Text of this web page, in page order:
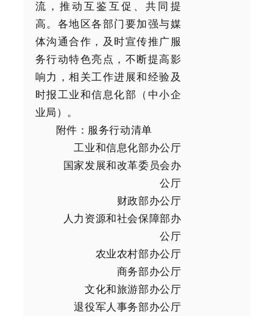
流，推动互鉴互促、共同提
高。各地区各部门要加强与媒
体沟通合作，及时宣传推广服
务行动特色亮点，不断提高影
响力，相关工作进展和经验及
时报工业和信息化部（中小企
业局）。
附件：服务行动清单
工业和信息化部办公厅
国家发展和改革委员会办
公厅
财政部办公厅
人力资源和社会保障部办
公厅
农业农村部办公厅
商务部办公厅
文化和旅游部办公厅
退役军人事务部办公厅